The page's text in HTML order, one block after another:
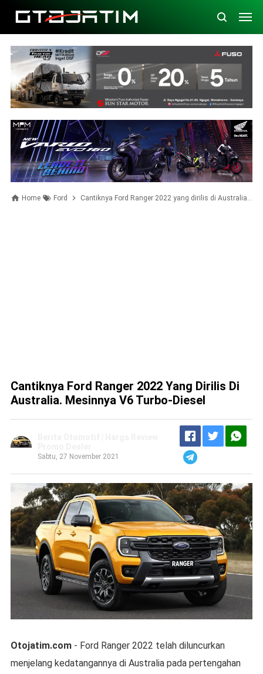
Home Ford Cantiknya Ford Ranger 2022 yang dirilis di Australia. Mesinnya V6 Turbo-Diesel
Cantiknya Ford Ranger 2022 Yang Dirilis Di
Australia. Mesinnya V6 Turbo-Diesel
Sabtu, 27 November 2021
Otojatim.com - Ford Ranger 2022 telah diluncurkan
menjelang kedatangannya di Australia pada pertengahan